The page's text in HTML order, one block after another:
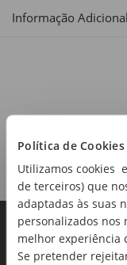
Política de Cookies
Utilizamos cookies
de terceiros) que
adaptadas às suas
personalizados nos
melhor experiência
Se pretender
Hipoalergénico:
Sim
Anti-Ácaros:
Não
Firmeza:
Informação Adicional